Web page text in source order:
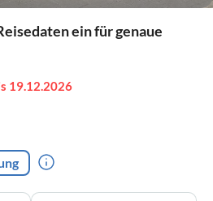
ein für genaue
19.12.2026